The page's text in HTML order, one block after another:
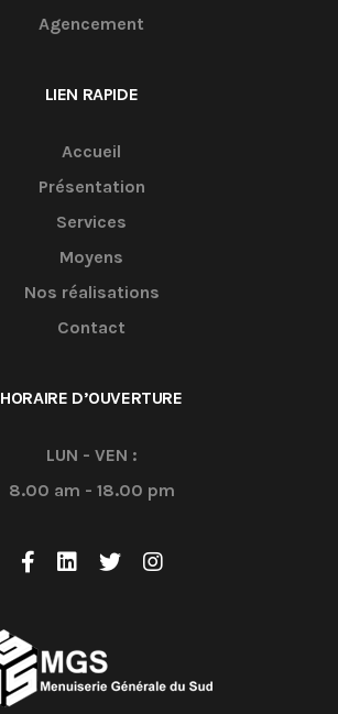
Agencement
LIEN RAPIDE
Accueil
Présentation
Services
Moyens
Nos réalisations
Contact
HORAIRE D’OUVERTURE
LUN - VEN :
8.00 am - 18.00 pm